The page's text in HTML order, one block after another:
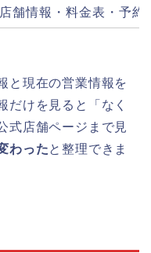
舗情報・料金表・予約
と現在の営業情報を
だけを見ると「なく
式店舗ページまで見
わったと整理できま